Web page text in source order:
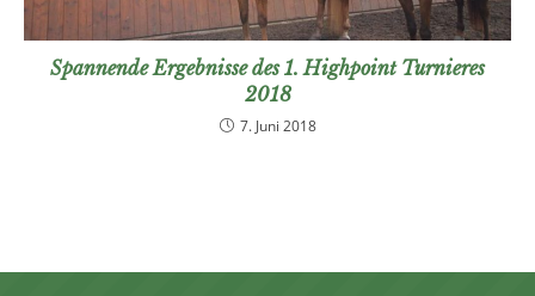
Spannende Ergebnisse des 1. Highpoint Turnieres
2018
7. Juni 2018